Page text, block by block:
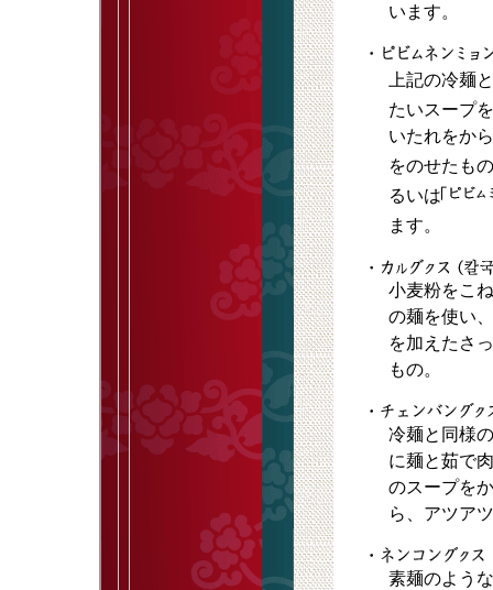
います。
上記の冷麺
たいスープ
いたれをか
をのせたも
るいは
ます。
小麦粉をこ
の麺を使い
を加えたさ
もの。
冷麺と同様
に麺と茹で
のスープを
ら、アツア
素麺のよう